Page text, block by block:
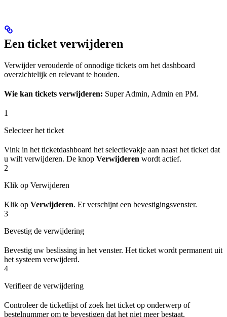
Een ticket verwijderen
Verwijder verouderde of onnodige tickets om het dashboard
overzichtelijk en relevant te houden.
Wie kan tickets verwijderen: Super Admin, Admin en PM.
1
Selecteer het ticket
Vink in het ticketdashboard het selectievakje aan naast het ticket dat
u wilt verwijderen. De knop Verwijderen wordt actief.
2
Klik op Verwijderen
Klik op Verwijderen. Er verschijnt een bevestigingsvenster.
3
Bevestig de verwijdering
Bevestig uw beslissing in het venster. Het ticket wordt permanent uit
het systeem verwijderd.
4
Verifieer de verwijdering
Controleer de ticketlijst of zoek het ticket op onderwerp of
bestelnummer om te bevestigen dat het niet meer bestaat.